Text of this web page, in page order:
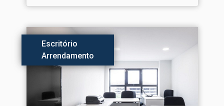
Escritório
Arrendamento